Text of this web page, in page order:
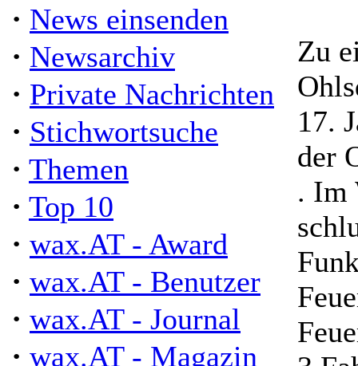
· News einsenden
· Newsarchiv
· Private Nachrichten
· Stichwortsuche
· Themen
· Top 10
· wax.AT - Award
· wax.AT - Benutzer
· wax.AT - Journal
· wax.AT - Magazin
Zu
17.
der
. Im